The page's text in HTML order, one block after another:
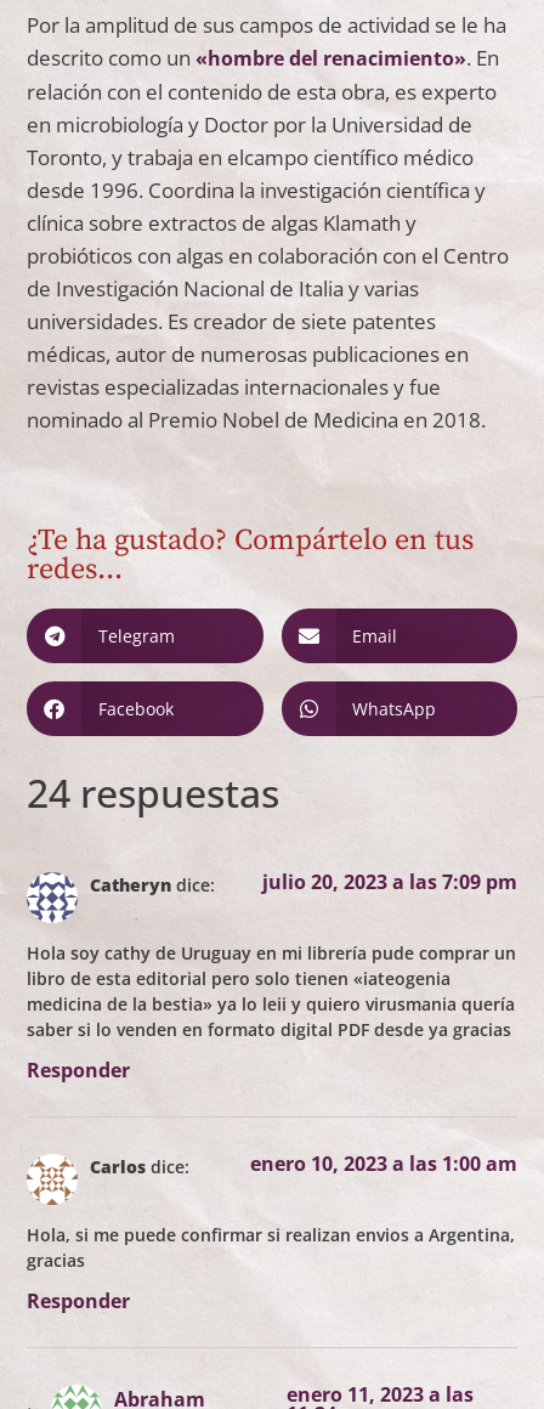
Por la amplitud de sus campos de actividad se le ha
descrito como un «hombre del renacimiento». En
relación con el contenido de esta obra, es experto
en microbiología y Doctor por la Universidad de
Toronto, y trabaja en elcampo científico médico
desde 1996. Coordina la investigación científica y
clínica sobre extractos de algas Klamath y
probióticos con algas en colaboración con el Centro
de Investigación Nacional de Italia y varias
universidades. Es creador de siete patentes
médicas, autor de numerosas publicaciones en
revistas especializadas internacionales y fue
nominado al Premio Nobel de Medicina en 2018.
¿Te ha gustado? Compártelo en tus
redes...
Telegram Email
Facebook WhatsApp
24 respuestas
Catheryn dice: julio 20, 2023 a las 7:09 pm
Hola soy cathy de Uruguay en mi librería pude comprar un
libro de esta editorial pero solo tienen «iateogenia
medicina de la bestia» ya lo leii y quiero virusmania quería
saber si lo venden en formato digital PDF desde ya gracias
Responder
Carlos dice: enero 10, 2023 a las 1:00 am
Hola, si me puede confirmar si realizan envios a Argentina,
gracias
Responder
Abraham enero 11, 2023 a las